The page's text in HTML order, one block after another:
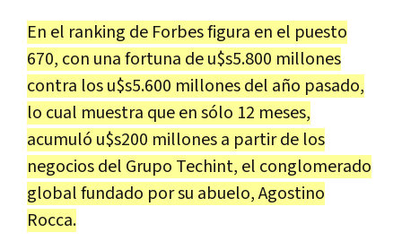
En el ranking de Forbes figura en el puesto
670, con una fortuna de u$s5.800 millones
contra los u$s5.600 millones del año pasado,
lo cual muestra que en sólo 12 meses,
acumuló u$s200 millones a partir de los
negocios del Grupo Techint, el conglomerado
global fundado por su abuelo, Agostino
Rocca.